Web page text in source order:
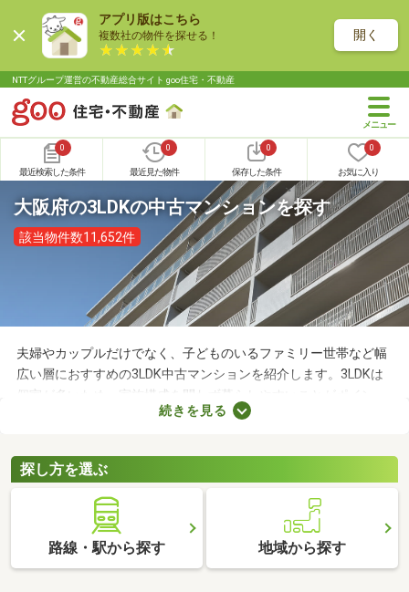
アプリ版はこちら
複数社の物件を探せる！ 開く
NTTグループ運営の不動産総合サイト goo住宅・不動産
0
最近検索した条件
0
最近見た物件
0
保存した条件
0
お気に入り
大阪府の3LDKの中古マンションを探す
該当物件数11,652件
夫婦やカップルだけでなく、子どものいるファミリー世帯など幅
広い層におすすめの3LDK中古マンションを紹介します。3LDKは
個室が多いため、家族構成を問わず暮らしやすいことがポイン
ト。寝室・収納部屋・書斎など、家族の希望にあわせて使い方を
実した暮らしを実現できるでしょう。
続きを見る
探し方を選ぶ
路線・駅から探す 地域から探す